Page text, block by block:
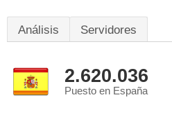
Análisis Servidores
2.620.036
Puesto en España